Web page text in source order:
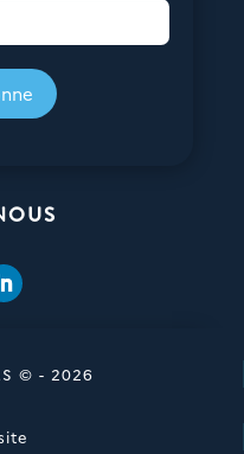
© - 2026